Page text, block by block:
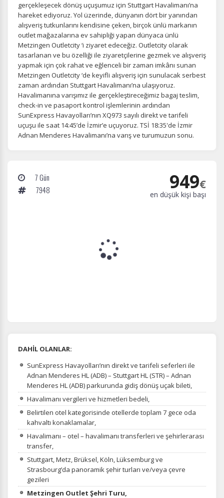
gerçekleşecek dönüş uçuşumuz için Stuttgart Havalimanı’na
hareket ediyoruz. Yol üzerinde, dünyanın dört bir yanından
alışveriş tutkunlarını kendisine çeken, birçok ünlü markanın
outlet mağazalarına ev sahipliği yapan dünyaca ünlü
Metzingen Outletcity ‘i ziyaret edeceğiz. Outletcity olarak
tasarlanan ve bu özelliği ile ziyaretçilerine gezmek ve alışveriş
yapmak için çok rahat ve eğlenceli bir zaman imkânı sunan
Metzingen Outletcity ‘de keyifli alışveriş için sunulacak serbest
zaman ardından Stuttgart Havalimanı’na ulaşıyoruz.
Havalimanına varışımız ile gerçekleştireceğimiz bagaj teslim,
check-in ve pasaport kontrol işlemlerinin ardından
SunExpress Havayolları’nın XQ973 sayılı direkt ve tarifeli
uçuşu ile saat 14:45’de İzmir’e uçuyoruz. TSİ 18:35'de İzmir
Adnan Menderes Havalimanı’na varış ve turumuzun sonu.
7 Gün
7948
949€
en düşük kişi başı
DAHİL OLANLAR:
SunExpress Havayolları’nın direkt ve tarifeli seferleri ile
Adnan Menderes HL (ADB) – Stuttgart HL (STR) – Adnan
Menderes HL (ADB) parkurunda gidiş dönüş uçak bileti,
Havalimanı vergileri ve hizmetleri bedeli,
Belirtilen otel kategorisinde otellerde toplam 7 gece oda
kahvaltı konaklamalar,
Havalimanı – otel – havalimanı transferleri ve şehirlerarası
transfer,
Stuttgart, Metz, Brüksel, Köln, Lüksemburg ve
Strasbourg’da panoramik şehir turları ve/veya çevre
gezileri
Metzingen Outlet Şehri Turu,